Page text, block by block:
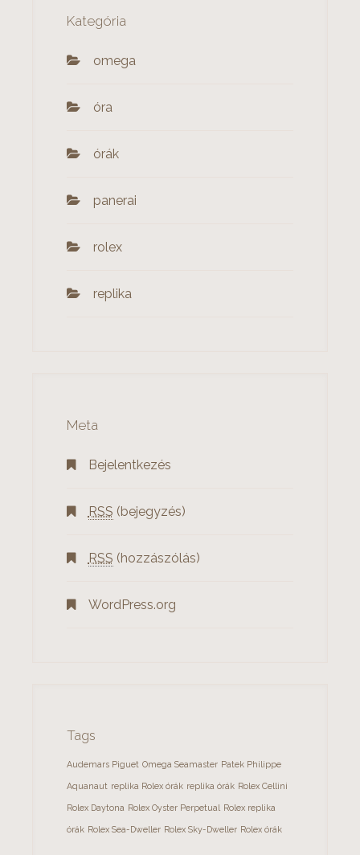
Kategória
omega
óra
órák
panerai
rolex
‎replika
Meta
Bejelentkezés
RSS (bejegyzés)
RSS (hozzászólás)
WordPress.org
Tags
Audemars Piguet Omega Seamaster Patek Philippe
Aquanaut replika Rolex órák replika órák Rolex Cellini
Rolex Daytona Rolex Oyster Perpetual Rolex replika
órák Rolex Sea-Dweller Rolex Sky-Dweller Rolex órák